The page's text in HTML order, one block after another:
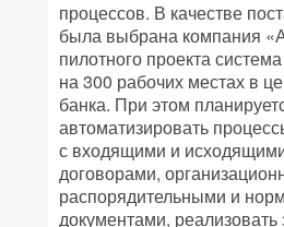
процессов. В качестве
была выбрана компания
пилотного проекта
на 300 рабочих местах в
банка. При этом
автоматизировать
с входящими и
договорами,
распорядительными и
документами, реализовать